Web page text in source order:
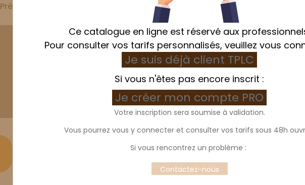
Préparation Emballage Hygiène et Textile
Cuisson Plaque à pains et à baguettes
Plaque à pains et à baguettes
Plaque à pains et plaque à baguette pour la cuisson en four traditionnel ou
Ce catalogue en ligne est réservé aux
Pour consulter vos tarifs personnalisés, veuillez vous
Je suis déjà client TPLC
Si vous n'êtes pas encore inscrit :
Je créer mon compte PRO
Votre inscription sera soumise à validation.
Vous pourrez vous y connecter et consulter vos tarifs sous 48h
Si vous rencontrez un problème :
Contactez-nous